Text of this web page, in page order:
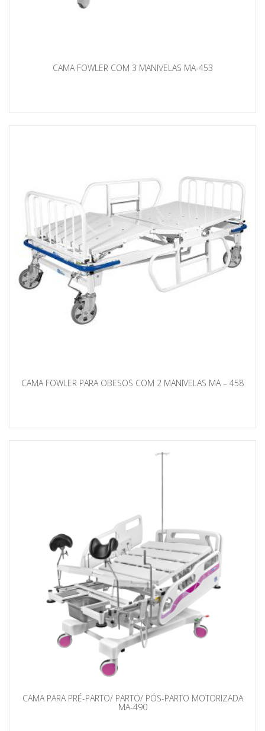
CAMA FOWLER COM 3 MANIVELAS MA-453
CAMA FOWLER PARA OBESOS COM 2 MANIVELAS MA – 458
CAMA PARA PRÉ-PARTO/ PARTO/ PÓS-PARTO MOTORIZADA
MA-490